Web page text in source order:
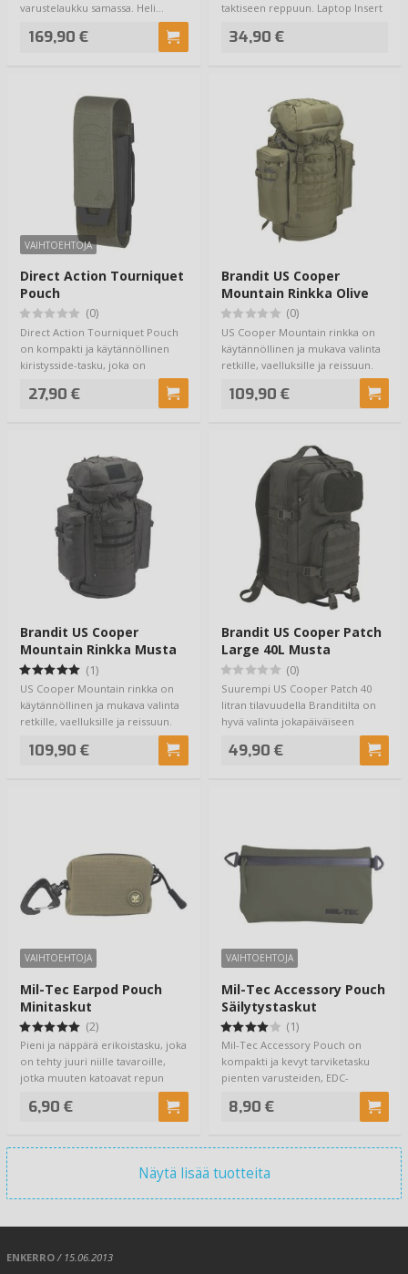
varustelaukku samassa. Heli…
169,90 €
taktiseen reppuun. Laptop Insert
34,90 €
VAIHTOEHTOJA
Direct Action Tourniquet
Pouch
(0)
Direct Action Tourniquet Pouch
on kompakti ja käytännöllinen
kiristysside-tasku, joka on
27,90 €
Brandit US Cooper
Mountain Rinkka Olive
(0)
US Cooper Mountain rinkka on
käytännöllinen ja mukava valinta
retkille, vaelluksille ja reissuun.
109,90 €
Brandit US Cooper
Mountain Rinkka Musta
(1)
US Cooper Mountain rinkka on
käytännöllinen ja mukava valinta
retkille, vaelluksille ja reissuun.
109,90 €
Brandit US Cooper Patch
Large 40L Musta
(0)
Suurempi US Cooper Patch 40
litran tilavuudella Branditilta on
hyvä valinta jokapäiväiseen
49,90 €
VAIHTOEHTOJA
Mil-Tec Earpod Pouch
Minitaskut
(2)
Pieni ja näppärä erikoistasku, joka
on tehty juuri niille tavaroille,
jotka muuten katoavat repun
6,90 €
VAIHTOEHTOJA
Mil-Tec Accessory Pouch
Säilytystaskut
(1)
Mil-Tec Accessory Pouch on
kompakti ja kevyt tarviketasku
pienten varusteiden, EDC-
8,90 €
Näytä lisää tuotteita
ENKERRO / 15.06.2013